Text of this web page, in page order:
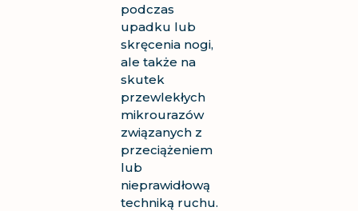
podczas
upadku lub
skręcenia nogi,
ale także na
skutek
przewlekłych
mikrourazów
związanych z
przeciążeniem
lub
nieprawidłową
techniką ruchu.